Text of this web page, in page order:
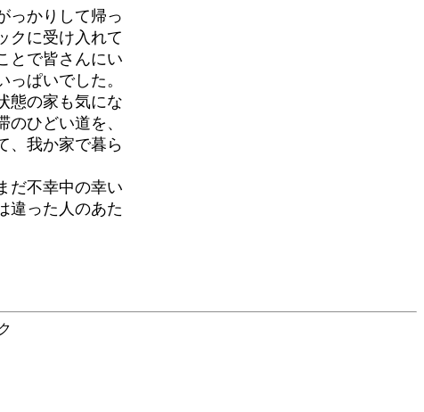
っかりして帰っ
クに受け入れて
とで皆さんにい
ぱいでした。
態の家も気にな
ひどい道を、
、我か家で暮ら
だ不幸中の幸い
違った人のあた